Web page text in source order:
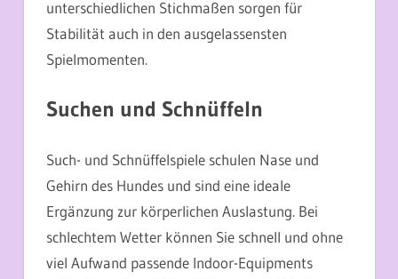
unterschiedlichen Stichmaßen sorgen für
Stabilität auch in den ausgelassensten
Spielmomenten.
Suchen und Schnüffeln
Such- und Schnüffelspiele schulen Nase und
Gehirn des Hundes und sind eine ideale
Ergänzung zur körperlichen Auslastung. Bei
schlechtem Wetter können Sie schnell und ohne
viel Aufwand passende Indoor-Equipments